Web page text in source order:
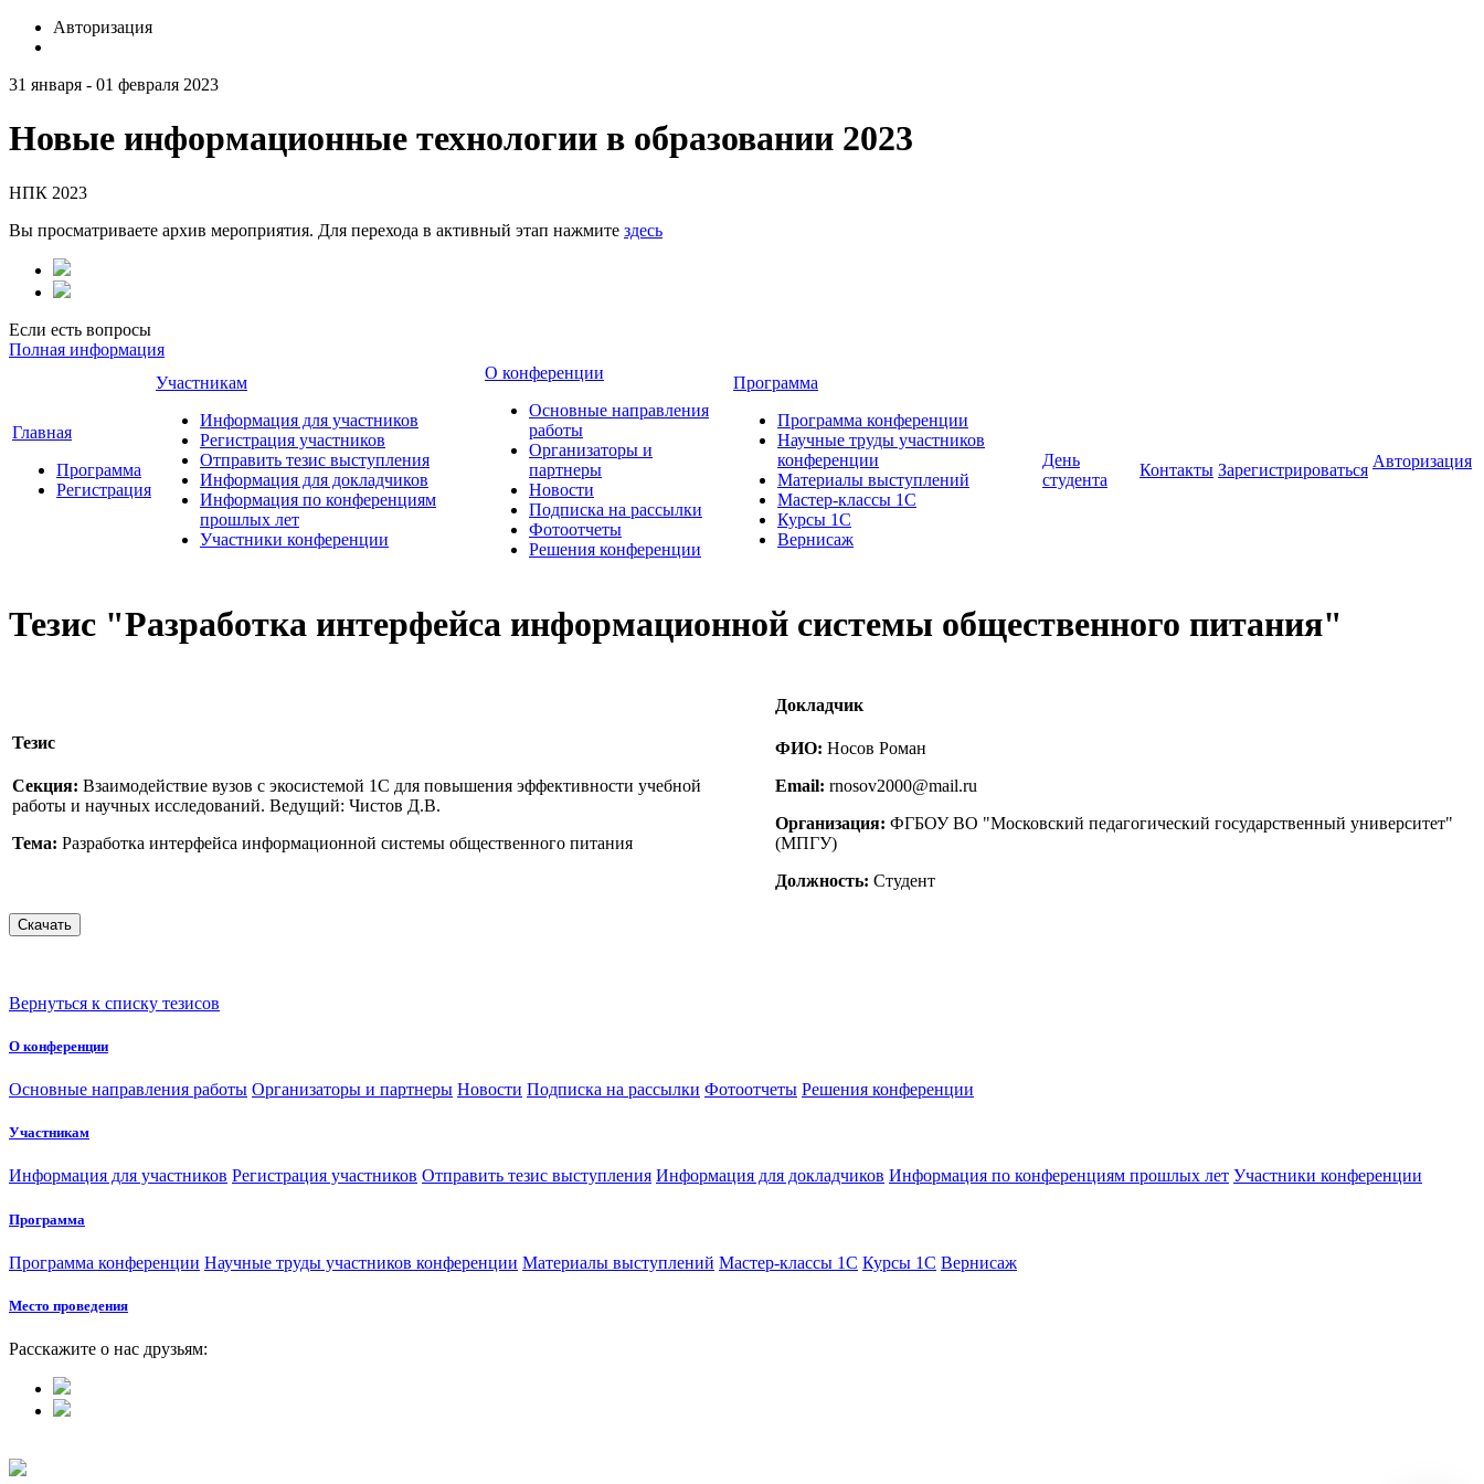
Авторизация
31 января - 01 февраля 2023
Новые информационные технологии в образовании 2023
НПК 2023
Вы просматриваете архив мероприятия. Для перехода в активный этап нажмите здесь
Если есть вопросы
Полная информация
Главная
Программа
Регистрация
Участникам
Информация для участников
Регистрация участников
Отправить тезис выступления
Информация для докладчиков
Информация по конференциям
прошлых лет
Участники конференции
О конференции
Основные направления
работы
Организаторы и
партнеры
Новости
Подписка на рассылки
Фотоотчеты
Решения конференции
Программа
Программа конференции
Научные труды участников
конференции
Материалы выступлений
Мастер-классы 1С
Курсы 1С
Вернисаж
День
студента
Контакты Зарегистрироваться Авторизация
Тезис "Разработка интерфейса информационной системы общественного питания"
Тезис
Секция: Взаимодействие вузов с экосистемой 1С для повышения эффективности учебной
работы и научных исследований. Ведущий: Чистов Д.В.
Тема: Разработка интерфейса информационной системы общественного питания
Докладчик
ФИО: Носов Роман
Email: rnosov2000@mail.ru
Организация: ФГБОУ ВО "Московский педагогический государственный университет"
(МПГУ)
Должность: Студент
Вернуться к списку тезисов
О конференции
Основные направления работы Организаторы и партнеры Новости Подписка на рассылки Фотоотчеты Решения конференции
Участникам
Информация для участников Регистрация участников Отправить тезис выступления Информация для докладчиков Информация по конференциям прошлых лет Участники конференции
Программа
Программа конференции Научные труды участников конференции Материалы выступлений Мастер-классы 1С Курсы 1С Вернисаж
Место проведения
Расскажите о нас друзьям: